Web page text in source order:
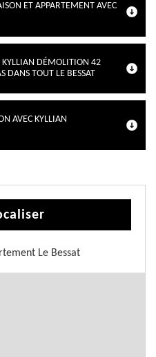
ET APPARTEMENT AVEC
KYLLIAN DÉMOLITION 42
DANS TOUT LE BESSAT
AVEC KYLLIAN
Le Bessat